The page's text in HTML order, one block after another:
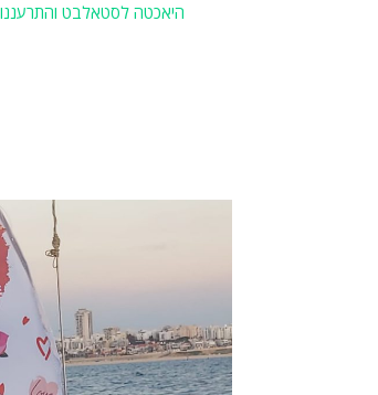
היאכטה לסטאלבט